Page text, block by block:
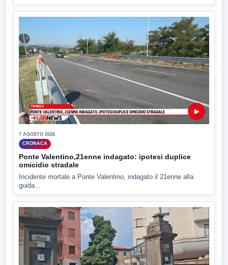
▶
7 AGOSTO 2026
CRONACA
Ponte Valentino,21enne indagato: ipotesi duplice
omicidio stradale
Incidente mortale a Ponte Valentino, indagato il 21enne alla
guida...